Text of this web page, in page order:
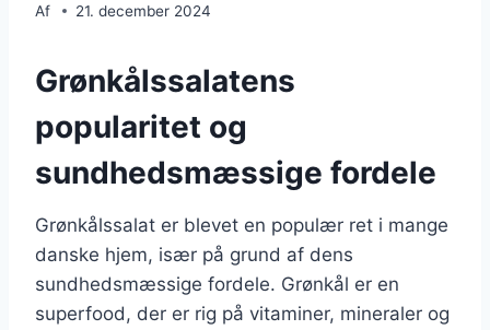
Af 21. december 2024
Grønkålssalatens
popularitet og
sundhedsmæssige fordele
Grønkålssalat er blevet en populær ret i mange
danske hjem, især på grund af dens
sundhedsmæssige fordele. Grønkål er en
superfood, der er rig på vitaminer, mineraler og